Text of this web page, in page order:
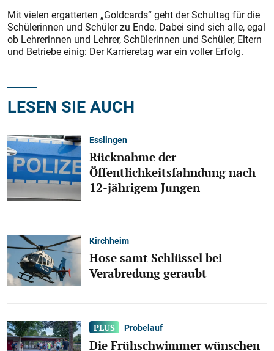
Mit vielen ergatterten „Goldcards“ geht der Schultag für die
Schülerinnen und Schüler zu Ende. Dabei sind sich alle, egal
ob Lehrerinnen und Lehrer, Schülerinnen und Schüler, Eltern
und Betriebe einig: Der Karrieretag war ein voller Erfolg.
LESEN SIE AUCH
Esslingen
Rücknahme der
Öffentlichkeitsfahndung nach
12-jährigem Jungen
Kirchheim
Hose samt Schlüssel bei
Verabredung geraubt
Probelauf
Die Frühschwimmer wünschen